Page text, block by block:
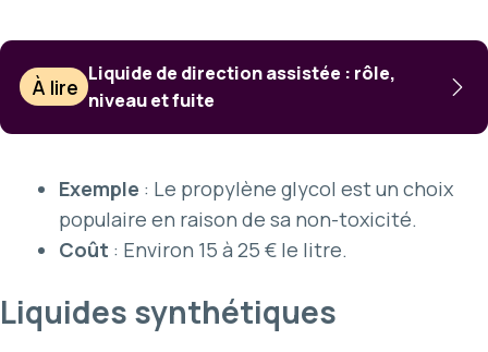
À lire
Liquide de direction assistée : rôle,
niveau et fuite
Exemple : Le propylène glycol est un choix
populaire en raison de sa non-toxicité.
Coût : Environ 15 à 25 € le litre.
Liquides synthétiques